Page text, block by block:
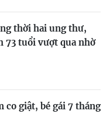
thời hai ung thư,
73 tuổi vượt qua nhờ
co giật, bé gái 7 tháng